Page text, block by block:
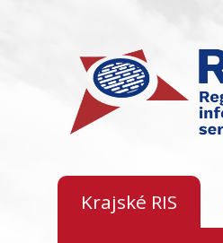
Krajské RIS